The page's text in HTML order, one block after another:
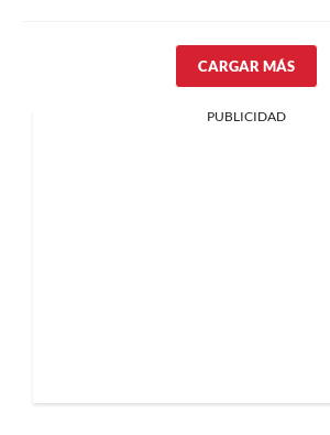
CARGAR MÁS
PUBLICIDAD